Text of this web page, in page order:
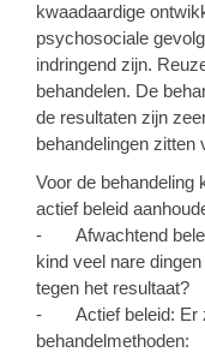
kwaadaardige
psychosociale
indringend zijn.
behandelen. De
de resultaten zijn
behandelingen zitten
Voor de behandeling
actief beleid
- Afwachtend
kind veel nare
tegen het resultaat?
- Actief beleid: Er
behandelmethoden: 